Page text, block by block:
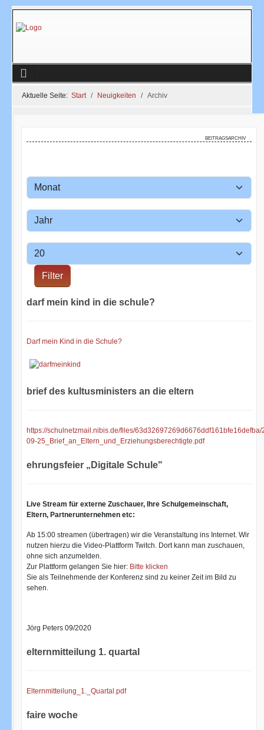
Aktuelle Seite: Start Neuigkeiten Archiv
beitragsarchiv
Filter
Filter
darf mein kind in die schule?
Darf mein Kind in die Schule?
brief des kultusministers an die eltern
https://schulnetzmail.nibis.de/files/63d32697269d6676ddf161bfe16defba/
09-25_Brief_an_Eltern_und_Erziehungsberechtigte.pdf
ehrungsfeier „Digitale Schule"
Live Stream für externe Zuschauer, Ihre Schulgemeinschaft,
Eltern, Partnerunternehmen etc:
Ab 15:00 streamen (übertragen) wir die Veranstaltung ins Internet. Wir
nutzen hierzu die Video-Plattform Twitch. Dort kann man zuschauen,
ohne sich anzumelden.
Zur Plattform gelangen Sie hier: Bitte klicken
Sie als Teilnehmende der Konferenz sind zu keiner Zeit im Bild zu
sehen.
Jörg Peters 09/2020
elternmitteilung 1. quartal
Elternmitteilung_1._Quartal.pdf
faire woche